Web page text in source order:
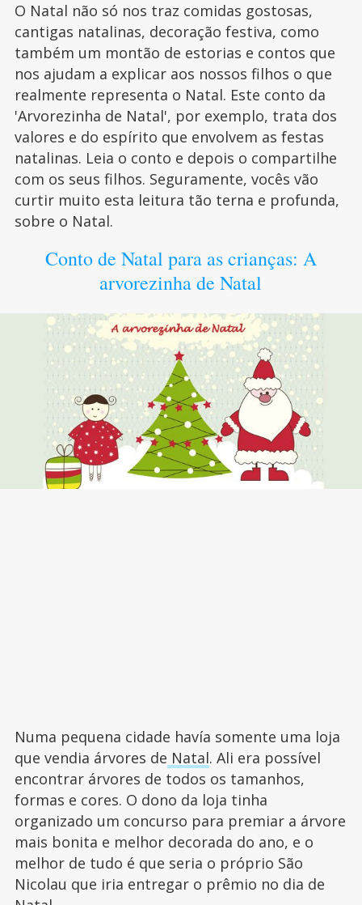
O Natal não só nos traz comidas gostosas,
cantigas natalinas, decoração festiva, como
também um montão de estorias e contos que
nos ajudam a explicar aos nossos filhos o que
realmente representa o Natal. Este conto da
'Arvorezinha de Natal', por exemplo, trata dos
valores e do espírito que envolvem as festas
natalinas. Leia o conto e depois o compartilhe
com os seus filhos. Seguramente, vocês vão
curtir muito esta leitura tão terna e profunda,
sobre o Natal.
Conto de Natal para as crianças: A
arvorezinha de Natal
Numa pequena cidade havía somente uma loja
que vendia árvores de Natal. Ali era possível
encontrar árvores de todos os tamanhos,
formas e cores. O dono da loja tinha
organizado um concurso para premiar a árvore
mais bonita e melhor decorada do ano, e o
melhor de tudo é que seria o próprio São
Nicolau que iria entregar o prêmio no dia de